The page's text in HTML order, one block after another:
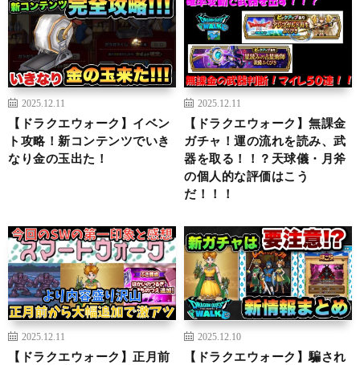
2025.12.11
【ドラクエウォーク】イベン
ト攻略！新コンテンツでいき
なり金の玉出た！
2025.12.11
【ドラクエウォーク】無課金
ガチャ！運の流れを読み、武
器を取る！！？天球儀・月斧
の個人的な評価はこう
だ！！！
2025.12.11
【ドラクエウォーク】正月前
2025.12.10
【ドラクエウォーク】騙され